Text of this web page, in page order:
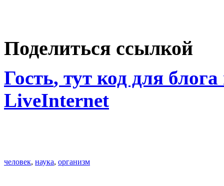
Поделиться ссылкой
Гость, тут код для
LiveInternet
человек, наука, организм